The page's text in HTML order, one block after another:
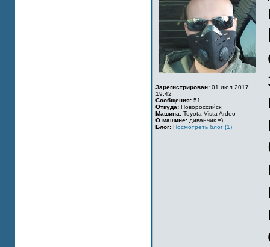
Зарегистрирован: 01 июл 2017,
19:42
Сообщения: 51
Откуда: Новороссийск
Машина: Toyota Vista Ardeo
О машине: диванчик =)
Блог: Посмотреть блог (1)